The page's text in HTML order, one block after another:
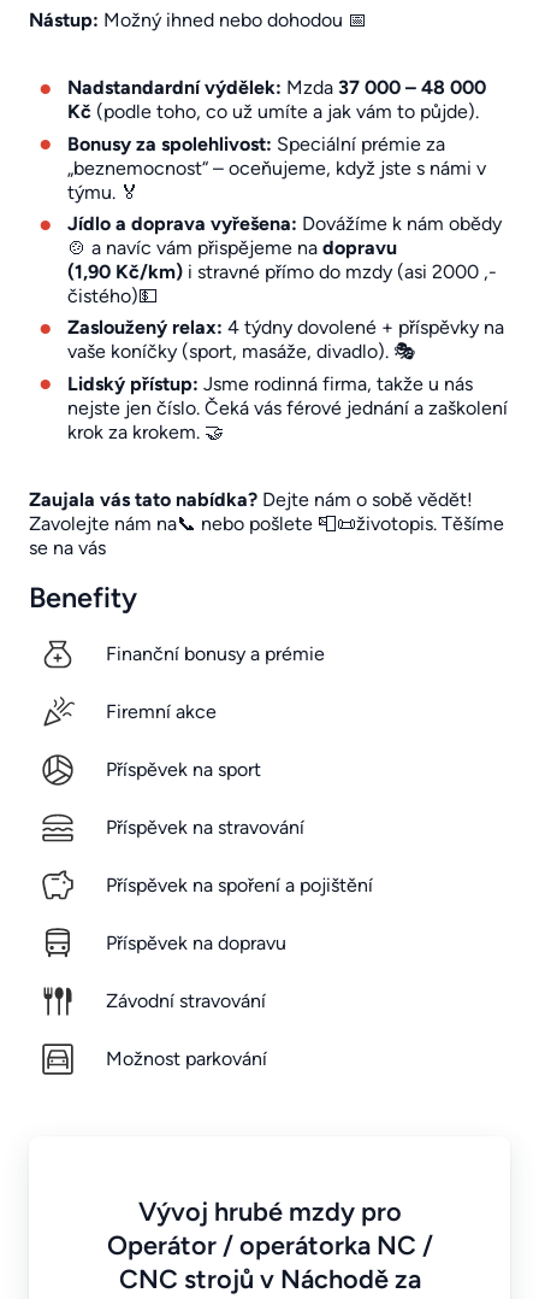
Nástup: Možný ihned nebo dohodou 📅
Nadstandardní výdělek: Mzda 37 000 – 48 000
Kč (podle toho, co už umíte a jak vám to půjde).
Bonusy za spolehlivost: Speciální prémie za
„beznemocnost“ – oceňujeme, když jste s námi v
týmu. 🏅
Jídlo a doprava vyřešena: Dovážíme k nám obědy
🍲 a navíc vám přispějeme na dopravu
(1,90 Kč/km) i stravné přímo do mzdy (asi 2000 ,-
čistého)💵
Zasloužený relax: 4 týdny dovolené + příspěvky na
vaše koníčky (sport, masáže, divadlo). 🎭
Lidský přístup: Jsme rodinná firma, takže u nás
nejste jen číslo. Čeká vás férové jednání a zaškolení
krok za krokem. 🤝
Zaujala vás tato nabídka? Dejte nám o sobě vědět!
Zavolejte nám na📞 nebo pošlete 📮📜životopis. Těšíme
se na vás
Benefity
Finanční bonusy a prémie
Firemní akce
Příspěvek na sport
Příspěvek na stravování
Příspěvek na spoření a pojištění
Příspěvek na dopravu
Závodní stravování
Možnost parkování
Vývoj hrubé mzdy pro
Operátor / operátorka NC /
CNC strojů v Náchodě za